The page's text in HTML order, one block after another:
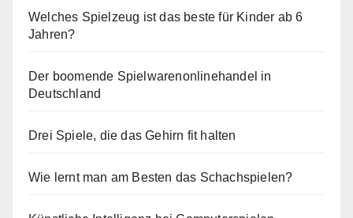
Welches Spielzeug ist das beste für Kinder ab 6
Jahren?
Der boomende Spielwarenonlinehandel in
Deutschland
Drei Spiele, die das Gehirn fit halten
Wie lernt man am Besten das Schachspielen?